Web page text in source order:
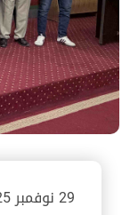
29 نوفمبر 2025